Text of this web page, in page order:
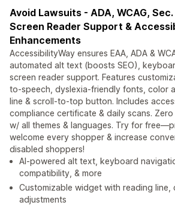
Avoid Lawsuits - ADA, WCAG,
Screen Reader Support &
Enhancements
AccessibilityWay ensures EAA, ADA &
automated alt text (boosts SEO),
screen reader support. Features
to-speech, dyslexia-friendly fonts, color
line & scroll-to-top button. Includes
compliance certificate & daily scans.
w/ all themes & languages. Try for
welcome every shopper & increase
disabled shoppers!
AI-powered alt text, keyboard
compatibility, & more
Customizable widget with reading line,
adjustments